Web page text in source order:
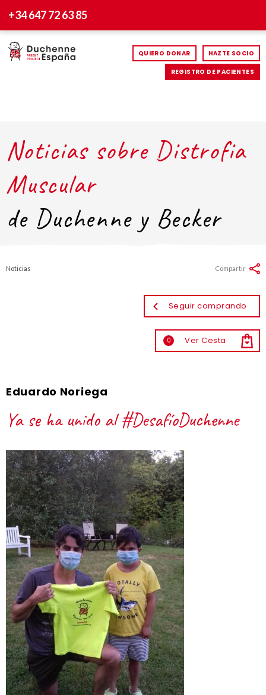
+34 647 72 63 85
QUIERO DONAR HAZTE SOCIO
REGISTRO DE PACIENTES
Noticias sobre Distrofia
Muscular
de Duchenne y Becker
Noticias
Seguir comprando
0 Ver Cesta
Compartir
Eduardo Noriega
Ya se ha unido al #DesafíoDuchenne